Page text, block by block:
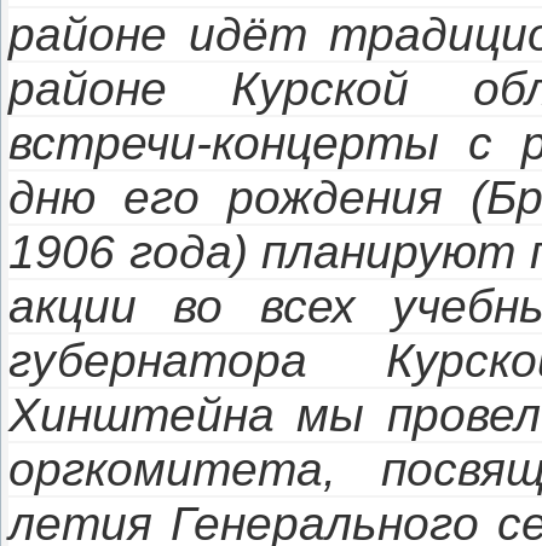
районе идёт
районе Курской
встречи-концерты с
дню его рождения
1906 года) планируют
акции во всех
губернатора
Хинштейна мы
оргкомитета,
летия Генерального